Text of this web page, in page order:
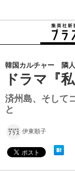
韓国カルチャー 隣
ドラマ『
済州島、そして
と
伊東順子